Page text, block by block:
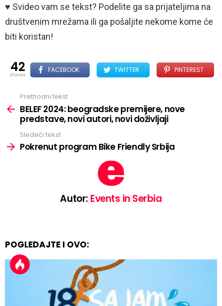
♥ Svideo vam se tekst? Podelite ga sa prijateljima na
društvenim mrežama ili ga pošaljite nekome kome će
biti koristan!
42
shares
FACEBOOK TWITTER PINTEREST
more
Prethodni tekst
BELEF 2024: beogradske premijere, nove
predstave, novi autori, novi doživljaji
Sledeći tekst
Pokrenut program Bike Friendly Srbija
Autor: Events in Serbia
POGLEDAJTE I OVO: